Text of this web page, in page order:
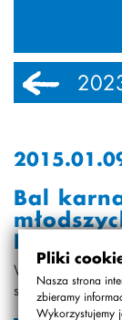
Pliki
Nasza strona
zbieramy
Wykorzystujemy
Bal
W dniu
się pełny